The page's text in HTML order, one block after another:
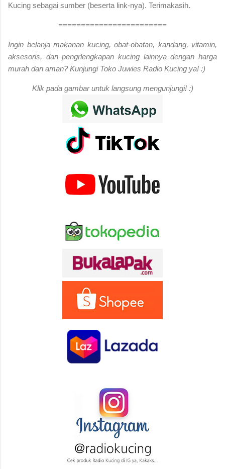
Kucing sebagai sumber (beserta link-nya). Terimakasih.
========================
Ingin belanja makanan kucing, obat-obatan, kandang, vitamin,
aksesoris, dan pengrlengkapan kucing lainnya dengan harga
murah dan aman? Kunjungi Toko Juwies Radio Kucing ya! :)
Klik pada gambar untuk langsung mengunjungi! :)